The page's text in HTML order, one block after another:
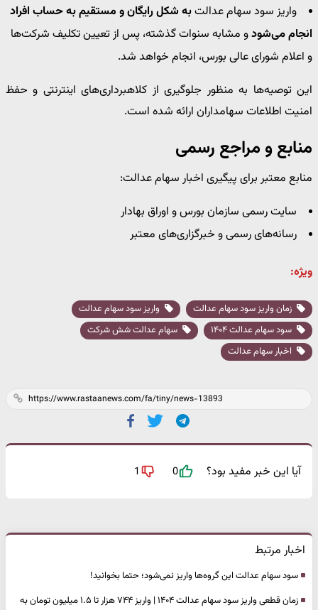
واریز سود سهام عدالتبه شکل رایگان و مستقیم به حساب افراد
انجام می‌شودو مشابه سنوات گذشته، پس از تعیین تکلیف شرکت‌ها
و اعلام شورای عالی بورس، انجام خواهد شد.
این توصیه‌ها به منظور جلوگیری از کلاهبرداری‌های اینترنتی و حفظ
امنیت اطلاعات سهامداران ارائه شده است.
منابع و مراجع رسمی
منابع معتبر برای پیگیری اخبار سهام عدالت:
سایت رسمی سازمان بورس و اوراق بهادار
رسانه‌های رسمی و خبرگزاری‌های معتبر
ویژه:
زمان واریز سود سهام عدالت
واریز سود سهام عدالت
سود سهام عدالت ۱۴۰۴
سهام عدالت شش شرکت
اخبار سهام عدالت
آیا این خبر مفید بود؟ 0
1
اخبار مرتبط
سود سهام عدالت این گروه‌ها واریز نمی‌شود؛ حتما بخوانید!
زمان قطعی واریز سود سهام عدالت ۱۴۰۴ | واریز ۷۴۴ هزار تا ۱.۵ میلیون تومان به